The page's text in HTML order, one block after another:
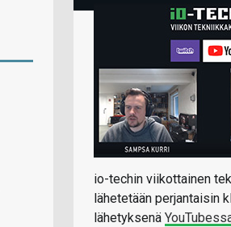
io-techin viikottainen
lähetetään perjantaisin
lähetyksenä